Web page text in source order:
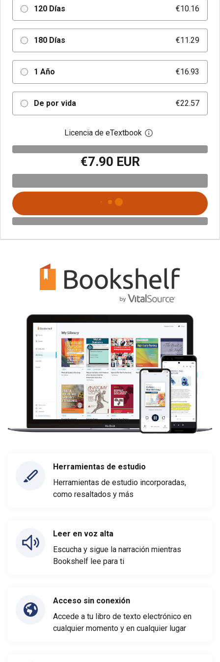
120 Días €10.16
180 Días €11.29
1 Año €16.93
De por vida €22.57
Licencia de eTextbook Abre el cuadro de
€7.90 EUR
Herramientas de estudio
Herramientas de estudio incorporadas,
como resaltados y más
Leer en voz alta
Escucha y sigue la narración mientras
Bookshelf lee para ti
Acceso sin conexión
Accede a tu libro de texto electrónico en
cualquier momento y en cualquier lugar